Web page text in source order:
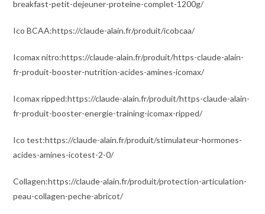
breakfast-petit-dejeuner-proteine-complet-1200g/
Ico BCAA:https://claude-alain.fr/produit/icobcaa/
Icomax nitro:https://claude-alain.fr/produit/https-claude-alain-
fr-produit-booster-nutrition-acides-amines-icomax/
Icomax ripped:https://claude-alain.fr/produit/https-claude-alain-
fr-produit-booster-energie-training-icomax-ripped/
Ico test:https://claude-alain.fr/produit/stimulateur-hormones-
acides-amines-icotest-2-0/
Collagen:https://claude-alain.fr/produit/protection-articulation-
peau-collagen-peche-abricot/